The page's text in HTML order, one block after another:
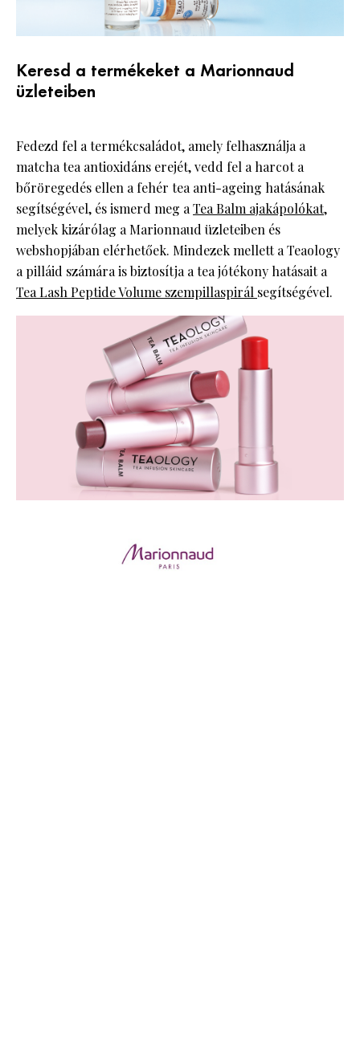
Keresd a termékeket a Marionnaud
üzleteiben
Fedezd fel a termékcsaládot, amely felhasználja a
matcha tea antioxidáns erejét, vedd fel a harcot a
bőröregedés ellen a fehér tea anti-ageing hatásának
segítségével, és ismerd meg aTea Balm ajakápolókat,
melyek kizárólag a Marionnaud üzleteiben és
webshopjában elérhetőek. Mindezek mellett a Teaology
a pilláid számára is biztosítja a tea jótékony hatásait a
Tea Lash Peptide Volume szempillaspirál segítségével.